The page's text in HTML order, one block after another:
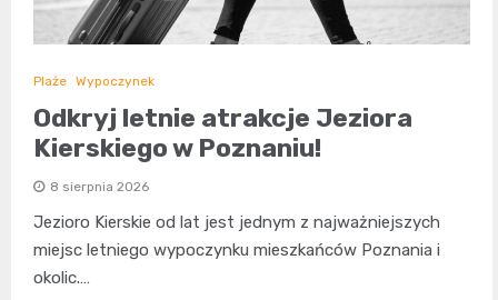
Plaże Wypoczynek
Odkryj letnie atrakcje Jeziora
Kierskiego w Poznaniu!
8 sierpnia 2026
Jezioro Kierskie od lat jest jednym z najważniejszych
miejsc letniego wypoczynku mieszkańców Poznania i
okolic.…